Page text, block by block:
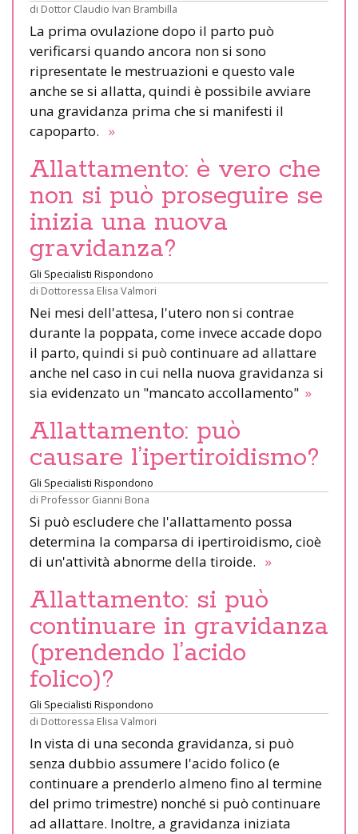
di Dottor Claudio Ivan Brambilla
La prima ovulazione dopo il parto può
verificarsi quando ancora non si sono
ripresentate le mestruazioni e questo vale
anche se si allatta, quindi è possibile avviare
una gravidanza prima che si manifesti il
capoparto. »
Allattamento: è vero che
non si può proseguire se
inizia una nuova
gravidanza?
Gli Specialisti Rispondono
di Dottoressa Elisa Valmori
Nei mesi dell'attesa, l'utero non si contrae
durante la poppata, come invece accade dopo
il parto, quindi si può continuare ad allattare
anche nel caso in cui nella nuova gravidanza si
sia evidenzato un "mancato accollamento" »
Allattamento: può
causare l’ipertiroidismo?
Gli Specialisti Rispondono
di Professor Gianni Bona
Si può escludere che l'allattamento possa
determina la comparsa di ipertiroidismo, cioè
di un'attività abnorme della tiroide. »
Allattamento: si può
continuare in gravidanza
(prendendo l’acido
folico)?
Gli Specialisti Rispondono
di Dottoressa Elisa Valmori
In vista di una seconda gravidanza, si può
senza dubbio assumere l'acido folico (e
continuare a prenderlo almeno fino al termine
del primo trimestre) nonché si può continuare
ad allattare. Inoltre, a gravidanza iniziata